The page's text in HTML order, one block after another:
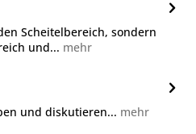
Scheitelbereich, sondern
und... mehr
und diskutieren... mehr